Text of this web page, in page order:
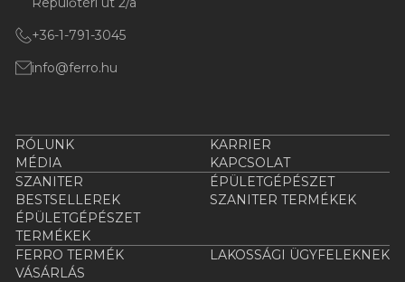
+36-1-791-3045
info@ferro.hu
RÓLUNK
KARRIER
MÉDIA
KAPCSOLAT
SZANITER
ÉPÜLETGÉPÉSZET
BESTSELLEREK
SZANITER TERMÉKEK
ÉPÜLETGÉPÉSZET
TERMÉKEK
FERRO TERMÉK
VÁSÁRLÁS
LAKOSSÁGI ÜGYFELEKNEK